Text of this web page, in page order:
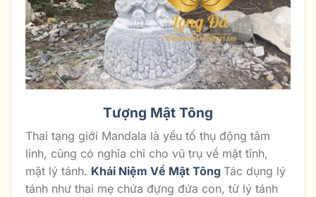
Tượng Mật Tông
Thai tạng giới Mandala là yếu tố thụ động tâm
linh, cũng có nghĩa chỉ cho vũ trụ về mặt tĩnh,
mặt lý tánh. Khái Niệm Về Mật Tông Tác dụng lý
tánh như thai mẹ chứa đựng đứa con, từ lý tánh